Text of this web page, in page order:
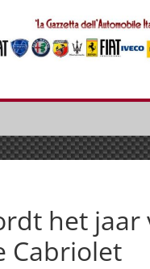
het jaar
Cabriolet